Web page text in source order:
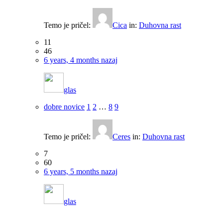
Temo je pričel: Cica in: Duhovna rast
11
46
6 years, 4 months nazaj
glas
dobre novice 1 2 … 8 9
Temo je pričel: Ceres in: Duhovna rast
7
60
6 years, 5 months nazaj
glas